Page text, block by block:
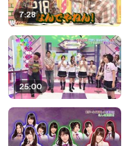
7:28
25:00